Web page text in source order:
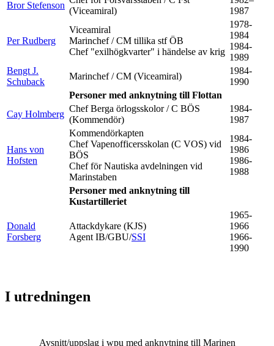
Bror Stefenson
(Viceamiral)
1987
Per Rudberg
Viceamiral
Marinchef / CM tillika stf ÖB
Chef "exilhögkvarter" i händelse av krig
1978-
1984
1984-
1989
Bengt J.
Schuback
Marinchef / CM (Viceamiral)
1984-
1990
Personer med anknytning till Flottan
Cay Holmberg
Chef Berga örlogsskolor / C BÖS
(Kommendör)
1984-
1987
Hans von
Hofsten
Kommendörkapten
Chef Vapenofficersskolan (C VOS) vid
BÖS
Chef för Nautiska avdelningen vid
Marinstaben
1984-
1986
1986-
1988
Personer med anknytning till
Kustartilleriet
Donald
Forsberg
Attackdykare (KJS)
Agent IB/GBU/SSI
1965-
1966
1966-
1990
I utredningen
Avsnitt/uppslag i wpu med anknytning till Marinen